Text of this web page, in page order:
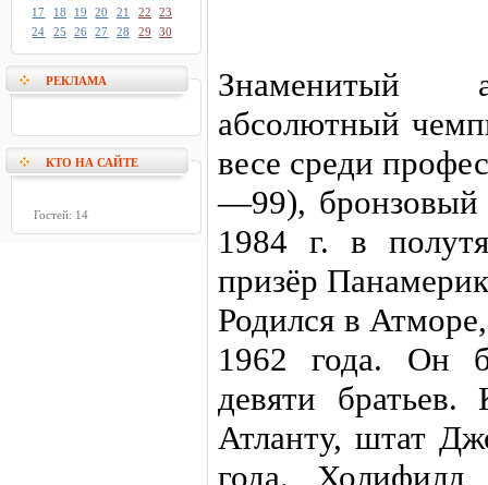
17
18 19 20 21 22
23
24
25 26 27 28 29 30
РЕКЛАМА
КТО НА САЙТЕ
Гостей: 14
Знаменитый
абсолютный
весе среди
—99), бронзовый
1984 г. в
призёр
Родился в
1962 года. Он
девяти братьев.
Атланту, штат
года. Холифилд